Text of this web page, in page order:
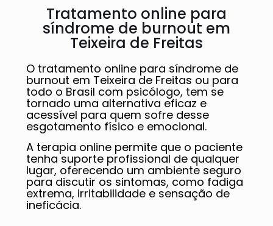
Tratamento online para
síndrome de burnout em
Teixeira de Freitas
O tratamento online para síndrome de
burnout em Teixeira de Freitas ou para
todo o Brasil com psicólogo, tem se
tornado uma alternativa eficaz e
acessível para quem sofre desse
esgotamento físico e emocional.
A terapia online permite que o paciente
tenha suporte profissional de qualquer
lugar, oferecendo um ambiente seguro
para discutir os sintomas, como fadiga
extrema, irritabilidade e sensação de
ineficácia.